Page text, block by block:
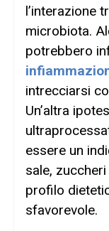
l’interazione
microbiota.
potrebbero
intrecciarsi
Un’altra
essere un
sale,
profilo
sfavorevole.